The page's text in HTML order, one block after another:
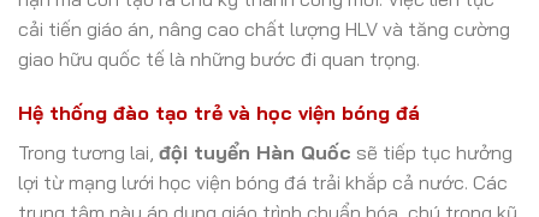
cải tiến giáo án, nâng cao chất lượng HLV và tăng cường
giao hữu quốc tế là những bước đi quan trọng.
Hệ thống đào tạo trẻ và học viện bóng đá
Trong tương lai, đội tuyển Hàn Quốc sẽ tiếp tục hưởng
lợi từ mạng lưới học viện bóng đá trải khắp cả nước. Các